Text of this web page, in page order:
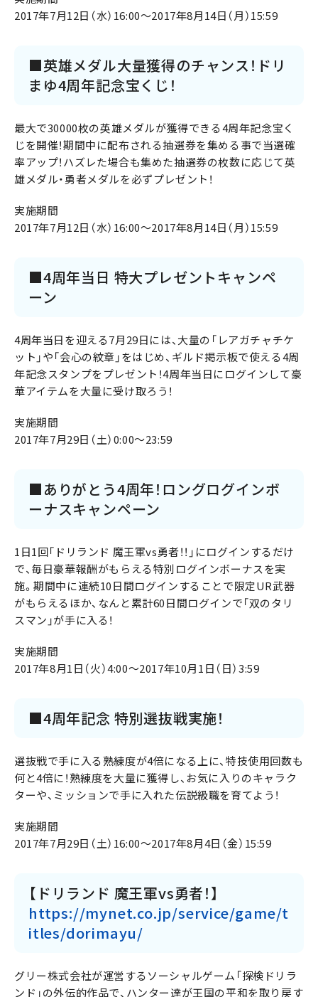
2017年7月12日（水）16:00～2017年8月14日（月）15:59
■英雄メダル大量獲得のチャンス！ドリ
まゆ4周年記念宝くじ！
最大で30000枚の英雄メダルが獲得できる4周年記念宝く
じを開催！期間中に配布される抽選券を集める事で当選確
率アップ！ハズレた場合も集めた抽選券の枚数に応じて英
雄メダル・勇者メダルを必ずプレゼント！
実施期間
2017年7月12日（水）16:00～2017年8月14日（月）15:59
■4周年当日 特大プレゼントキャンペ
ーン
4周年当日を迎える7月29日には、大量の「レアガチャチケ
ット」や「会心の紋章」をはじめ、ギルド掲示板で使える4周
年記念スタンプをプレゼント！4周年当日にログインして豪
華アイテムを大量に受け取ろう！
実施期間
2017年7月29日（土）0:00～23:59
■ありがとう4周年！ロングログインボ
ーナスキャンペーン
1日1回「ドリランド 魔王軍vs勇者！！」にログインするだけ
で、毎日豪華報酬がもらえる特別ログインボーナスを実
施。期間中に連続10日間ログインすることで限定UR武器
がもらえるほか、なんと累計60日間ログインで「双のタリ
スマン」が手に入る！
実施期間
2017年8月1日（火）4:00～2017年10月1日（日）3:59
■4周年記念 特別選抜戦実施！
選抜戦で手に入る熟練度が4倍になる上に、特技使用回数も
何と4倍に！熟練度を大量に獲得し、お気に入りのキャラク
ターや、ミッションで手に入れた伝説級職を育てよう！
実施期間
2017年7月29日（土）16:00～2017年8月4日（金）15:59
【ドリランド 魔王軍vs勇者！】
https://mynet.co.jp/service/game/t
itles/dorimayu/
グリー株式会社が運営するソーシャルゲーム「探検ドリラ
ンド」の外伝的作品で、ハンター達が王国の平和を取り戻す